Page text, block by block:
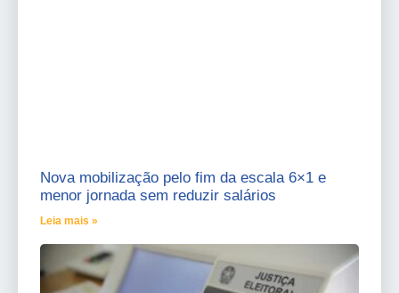
Nova mobilização pelo fim da escala 6×1 e
menor jornada sem reduzir salários
Leia mais »